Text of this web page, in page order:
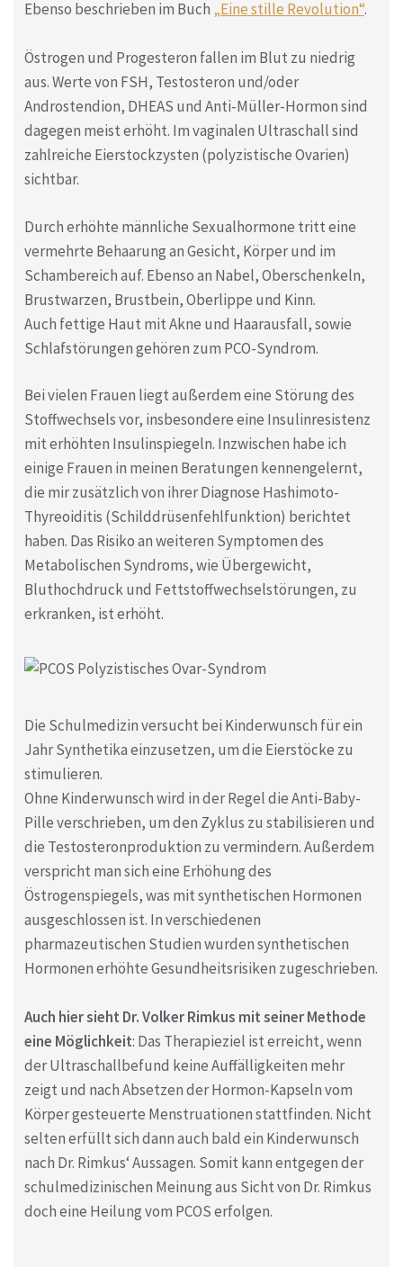
Ebenso beschrieben im Buch „Eine stille Revolution“.
Östrogen und Progesteron fallen im Blut zu niedrig
aus. Werte von FSH, Testosteron und/oder
Androstendion, DHEAS und Anti-Müller-Hormon sind
dagegen meist erhöht. Im vaginalen Ultraschall sind
zahlreiche Eierstockzysten (polyzistische Ovarien)
sichtbar.
Durch erhöhte männliche Sexualhormone tritt eine
vermehrte Behaarung an Gesicht, Körper und im
Schambereich auf. Ebenso an Nabel, Oberschenkeln,
Brustwarzen, Brustbein, Oberlippe und Kinn.
Auch fettige Haut mit Akne und Haarausfall, sowie
Schlafstörungen gehören zum PCO-Syndrom.
Bei vielen Frauen liegt außerdem eine Störung des
Stoffwechsels vor, insbesondere eine Insulinresistenz
mit erhöhten Insulinspiegeln. Inzwischen habe ich
einige Frauen in meinen Beratungen kennengelernt,
die mir zusätzlich von ihrer Diagnose Hashimoto-
Thyreoiditis (Schilddrüsenfehlfunktion) berichtet
haben. Das Risiko an weiteren Symptomen des
Metabolischen Syndroms, wie Übergewicht,
Bluthochdruck und Fettstoffwechselstörungen, zu
erkranken, ist erhöht.
Die Schulmedizin versucht bei Kinderwunsch für ein
Jahr Synthetika einzusetzen, um die Eierstöcke zu
stimulieren.
Ohne Kinderwunsch wird in der Regel die Anti-Baby-
Pille verschrieben, um den Zyklus zu stabilisieren und
die Testosteronproduktion zu vermindern. Außerdem
verspricht man sich eine Erhöhung des
Östrogenspiegels, was mit synthetischen Hormonen
ausgeschlossen ist. In verschiedenen
pharmazeutischen Studien wurden synthetischen
Hormonen erhöhte Gesundheitsrisiken zugeschrieben.
Auch hier sieht Dr. Volker Rimkus mit seiner Methode
eine Möglichkeit: Das Therapieziel ist erreicht, wenn
der Ultraschallbefund keine Auffälligkeiten mehr
zeigt und nach Absetzen der Hormon-Kapseln vom
Körper gesteuerte Menstruationen stattfinden. Nicht
selten erfüllt sich dann auch bald ein Kinderwunsch
nach Dr. Rimkus‘ Aussagen. Somit kann entgegen der
schulmedizinischen Meinung aus Sicht von Dr. Rimkus
doch eine Heilung vom PCOS erfolgen.